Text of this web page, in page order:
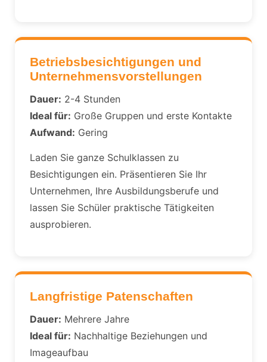
Betriebsbesichtigungen und
Unternehmensvorstellungen
Dauer: 2-4 Stunden
Ideal für: Große Gruppen und erste Kontakte
Aufwand: Gering
Laden Sie ganze Schulklassen zu
Besichtigungen ein. Präsentieren Sie Ihr
Unternehmen, Ihre Ausbildungsberufe und
lassen Sie Schüler praktische Tätigkeiten
ausprobieren.
Langfristige Patenschaften
Dauer: Mehrere Jahre
Ideal für: Nachhaltige Beziehungen und
Imageaufbau